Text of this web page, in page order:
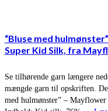
“Bluse med
Super Kid Silk, fra
Se tilhørende garn længere
mængde garn til opskriften.
med hulmønster” –